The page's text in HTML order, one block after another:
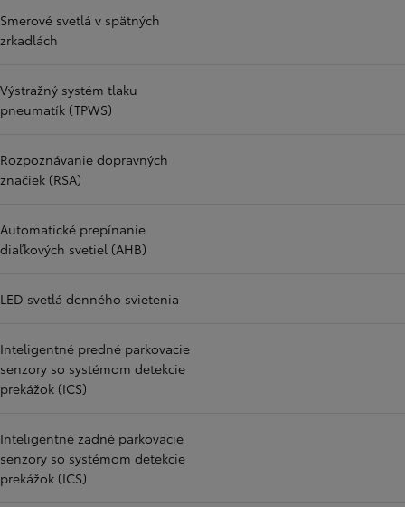
Smerové svetlá v spätných
zrkadlách
Výstražný systém tlaku
pneumatík (TPWS)
Rozpoznávanie dopravných
značiek (RSA)
Automatické prepínanie
diaľkových svetiel (AHB)
LED svetlá denného svietenia
Inteligentné predné parkovacie
senzory so systémom detekcie
prekážok (ICS)
Inteligentné zadné parkovacie
senzory so systémom detekcie
prekážok (ICS)